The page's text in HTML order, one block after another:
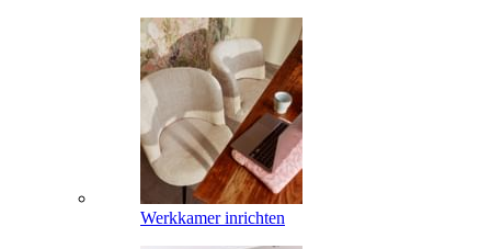
Werkkamer inrichten